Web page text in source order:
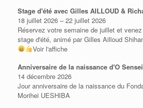
Stage d'été avec Gilles AILLOUD &
18 juillet 2026 – 22 juillet 2026
Réservez votre semaine de juillet et
stage d'été, animé par Gilles Ailloud
Voir l'affiche
Anniversaire de la naissance d'O Sensei
14 décembre 2026
Jour anniversaire de la naissance du
Morihei UESHIBA